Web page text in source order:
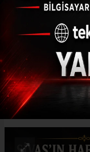
Kadı
14. yüzyılda
ve kültür
Türkçeye
adamının
ziyaretçilerini